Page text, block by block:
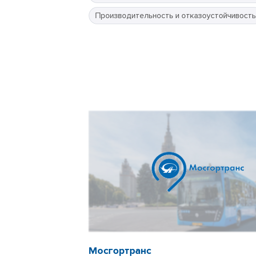
Производительность и отказоустойчивость
Мосгортранс